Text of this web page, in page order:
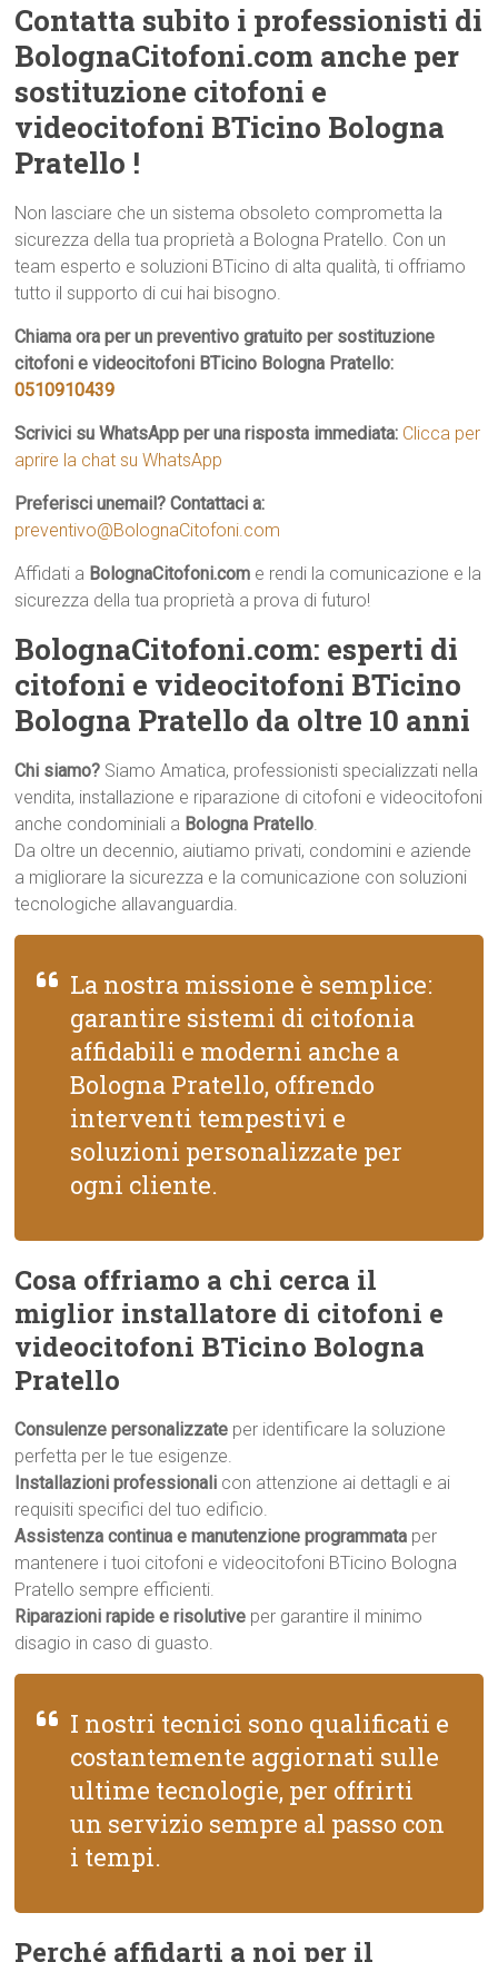
Contatta subito i professionisti di
BolognaCitofoni.com anche per
sostituzione citofoni e
videocitofoni BTicino Bologna
Pratello !
Non lasciare che un sistema obsoleto comprometta la
sicurezza della tua proprietà a Bologna Pratello. Con un
team esperto e soluzioni BTicino di alta qualità, ti offriamo
tutto il supporto di cui hai bisogno.
Chiama ora per un preventivo gratuito per sostituzione
citofoni e videocitofoni BTicino Bologna Pratello:
0510910439
Scrivici su WhatsApp per una risposta immediata: Clicca per
aprire la chat su WhatsApp
Preferisci unemail? Contattaci a:
preventivo@BolognaCitofoni.com
Affidati a BolognaCitofoni.com e rendi la comunicazione e la
sicurezza della tua proprietà a prova di futuro!
BolognaCitofoni.com: esperti di
citofoni e videocitofoni BTicino
Bologna Pratello da oltre 10 anni
Chi siamo? Siamo Amatica, professionisti specializzati nella
vendita, installazione e riparazione di citofoni e videocitofoni
anche condominiali a Bologna Pratello.
Da oltre un decennio, aiutiamo privati, condomini e aziende
a migliorare la sicurezza e la comunicazione con soluzioni
tecnologiche allavanguardia.
La nostra missione è semplice:
garantire sistemi di citofonia
affidabili e moderni anche a
Bologna Pratello, offrendo
interventi tempestivi e
soluzioni personalizzate per
ogni cliente.
Cosa offriamo a chi cerca il
miglior installatore di citofoni e
videocitofoni BTicino Bologna
Pratello
Consulenze personalizzate per identificare la soluzione
perfetta per le tue esigenze.
Installazioni professionali con attenzione ai dettagli e ai
requisiti specifici del tuo edificio.
Assistenza continua e manutenzione programmata per
mantenere i tuoi citofoni e videocitofoni BTicino Bologna
Pratello sempre efficienti.
Riparazioni rapide e risolutive per garantire il minimo
disagio in caso di guasto.
I nostri tecnici sono qualificati e
costantemente aggiornati sulle
ultime tecnologie, per offrirti
un servizio sempre al passo con
i tempi.
Perché affidarti a noi per il